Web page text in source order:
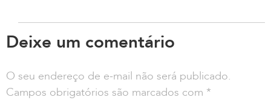
Deixe um comentário
O seu endereço de e-mail não será publicado.
Campos obrigatórios são marcados com *